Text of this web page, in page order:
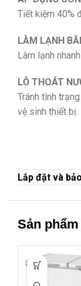
Tiết kiệm 40%
LÀM LẠNH
Làm lạnh
LỖ THOÁT
Tránh tình
vệ sinh thiết bị.
Lắp đặt và
Sản